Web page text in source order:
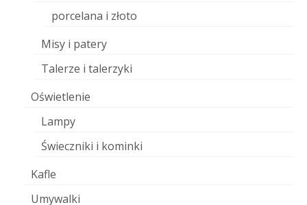
porcelana i złoto
Misy i patery
Talerze i talerzyki
Oświetlenie
Lampy
Świeczniki i kominki
Kafle
Umywalki